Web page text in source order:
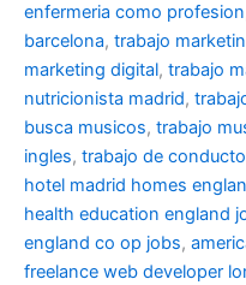
enfermeria como profesion
barcelona, trabajo
marketing digital, trabajo
nutricionista madrid,
busca musicos, trabajo
ingles, trabajo de
hotel madrid homes
health education england
england co op jobs,
freelance web developer